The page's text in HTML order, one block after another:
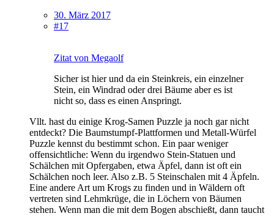
30. März 2017
#17
Zitat von Megaolf
Sicher ist hier und da ein Steinkreis, ein einzelner
Stein, ein Windrad oder drei Bäume aber es ist
nicht so, dass es einen Anspringt.
Vllt. hast du einige Krog-Samen Puzzle ja noch gar nicht
entdeckt? Die Baumstumpf-Plattformen und Metall-Würfel
Puzzle kennst du bestimmt schon. Ein paar weniger
offensichtliche: Wenn du irgendwo Stein-Statuen und
Schälchen mit Opfergaben, etwa Äpfel, dann ist oft ein
Schälchen noch leer. Also z.B. 5 Steinschalen mit 4 Äpfeln.
Eine andere Art um Krogs zu finden und in Wäldern oft
vertreten sind Lehmkrüge, die in Löchern von Bäumen
stehen. Wenn man die mit dem Bogen abschießt, dann taucht